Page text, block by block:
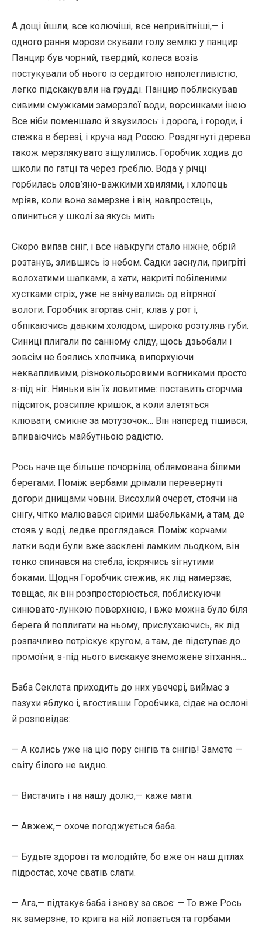
А дощі йшли, все колючіші, все непривітніші,— і
одного рання морози скували голу землю у панцир.
Панцир був чорний, твердий, колеса возів
постукували об нього із сердитою наполегливістю,
легко підскакували на грудді. Панцир поблискував
сивими смужками замерзлої води, ворсинками інею.
Все ніби поменшало й звузилось: і дорога, і городи, і
стежка в березі, і круча над Россю. Роздягнуті дерева
також мерзлякувато зіщулились. Горобчик ходив до
школи по гатці та через греблю. Вода у річці
горбилась олов’яно-важкими хвилями, і хлопець
мріяв, коли вона замерзне і він, навпростець,
опиниться у школі за якусь мить.
Скоро випав сніг, і все навкруги стало ніжне, обрій
розтанув, злившись із небом. Садки заснули, пригріті
волохатими шапками, а хати, накриті побіленими
хустками стріх, уже не знічувались од вітряної
вологи. Горобчик згортав сніг, клав у рот і,
обпікаючись давким холодом, широко розтуляв губи.
Синиці плигали по санному сліду, щось дзьобали і
зовсім не боялись хлопчика, випорхуючи
неквапливими, різнокольоровими вогниками просто
з-під ніг. Ниньки він їх ловитиме: поставить сторчма
підситок, розсипле кришок, а коли злетяться
клювати, смикне за мотузочок… Він наперед тішився,
впиваючись майбутньою радістю.
Рось наче ще більше почорніла, облямована білими
берегами. Поміж вербами дрімали перевернуті
догори днищами човни. Висохлий очерет, стоячи на
снігу, чітко малювався сірими шабельками, а там, де
стояв у воді, ледве проглядався. Поміж корчами
латки води були вже засклені ламким льодком, він
тонко спинався на стебла, іскрячись зігнутими
боками. Щодня Горобчик стежив, як лід намерзає,
товщає, як він розпросторюється, поблискуючи
синювато-лункою поверхнею, і вже можна було біля
берега й поплигати на ньому, прислухаючись, як лід
розпачливо потріскує кругом, а там, де підступає до
промоїни, з-під нього вискакує знеможене зітхання…
Баба Секлета приходить до них увечері, виймає з
пазухи яблуко і, вгостивши Горобчика, сідає на ослоні
й розповідає:
— А колись уже на цю пору снігів та снігів! Замете —
світу білого не видно.
— Вистачить і на нашу долю,— каже мати.
— Авжеж,— охоче погоджується баба.
— Будьте здорові та молодійте, бо вже он наш дітлах
підростає, хоче сватів слати.
— Ага,— підтакує баба і знову за своє: — То вже Рось
як замерзне, то крига на ній лопається та горбами